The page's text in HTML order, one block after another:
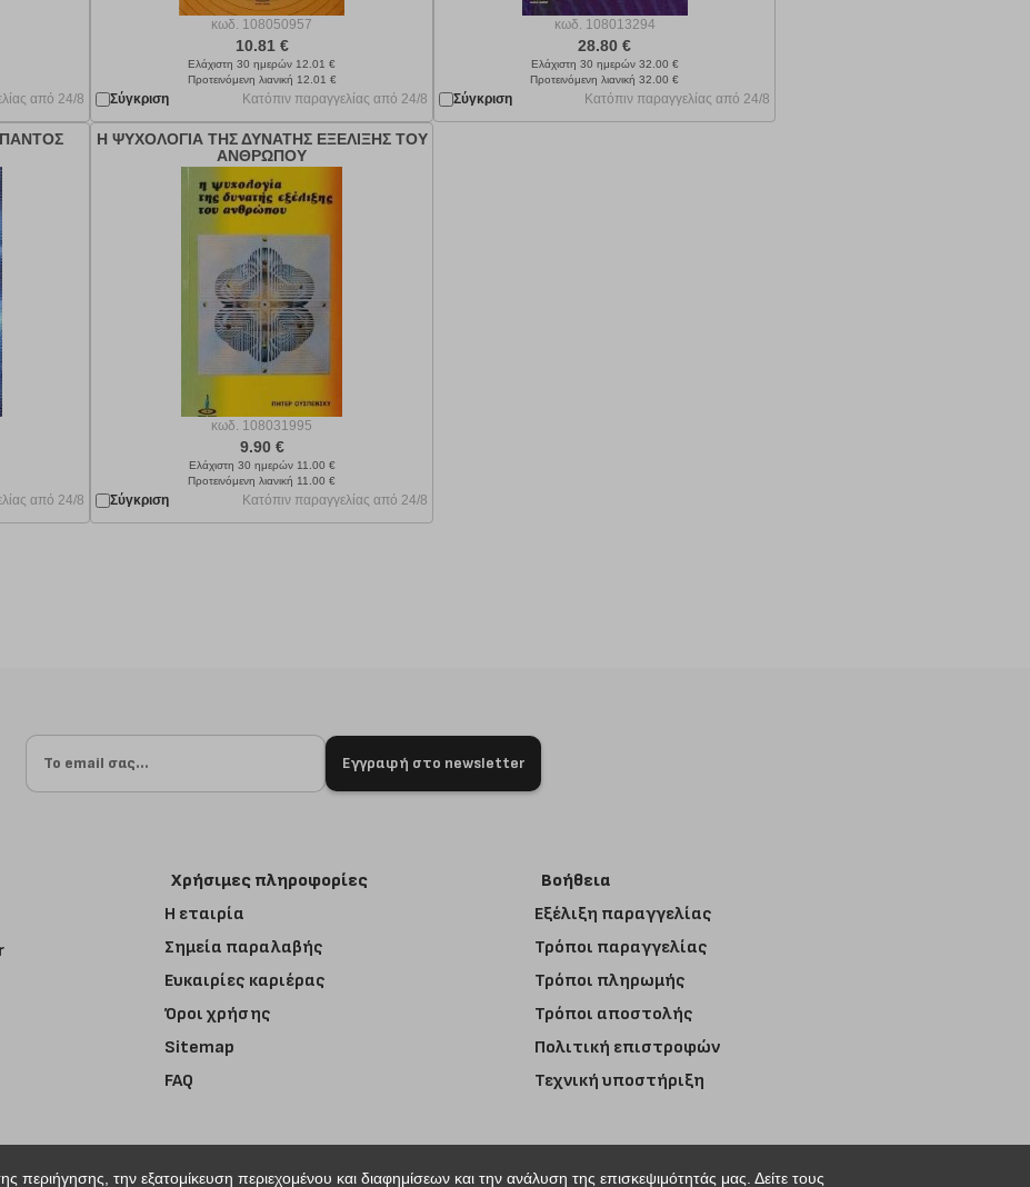
από 24/8
κωδ. 108050957
10.81 €
Ελάχιστη 30 ημερών 12.01 €
Προτεινόμενη λιανική 12.01 €
Σύγκριση Κατόπιν παραγγελίας από 24/8
κωδ. 108013294
28.80 €
Ελάχιστη 30 ημερών 32.00 €
Προτεινόμενη λιανική 32.00 €
Σύγκριση Κατόπιν παραγγελίας από 24/8
από 24/8
Η ΨΥΧΟΛΟΓΙΑ ΤΗΣ ΔΥΝΑΤΗΣ ΕΞΕΛΙΞΗΣ ΤΟΥ
ΑΝΘΡΩΠΟΥ
κωδ. 108031995
9.90 €
Ελάχιστη 30 ημερών 11.00 €
Προτεινόμενη λιανική 11.00 €
Σύγκριση Κατόπιν παραγγελίας από 24/8
Εγγραφή στο newsletter
Χρήσιμες πληροφορίες
Η εταιρία
Σημεία παραλαβής
Ευκαιρίες καριέρας
Όροι χρήσης
Sitemap
FAQ
Βοήθεια
Εξέλιξη παραγγελίας
Τρόποι παραγγελίας
Τρόποι πληρωμής
Τρόποι αποστολής
Πολιτική επιστροφών
Τεχνική υποστήριξη
περιήγησης, την εξατομίκευση περιεχομένου και διαφημίσεων και την ανάλυση της επισκεψιμότητάς μας. Δείτε τους